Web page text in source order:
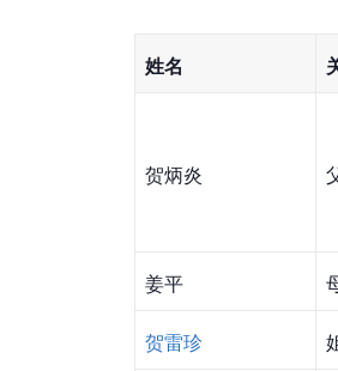
姓名
贺炳炎
姜平
贺雷珍